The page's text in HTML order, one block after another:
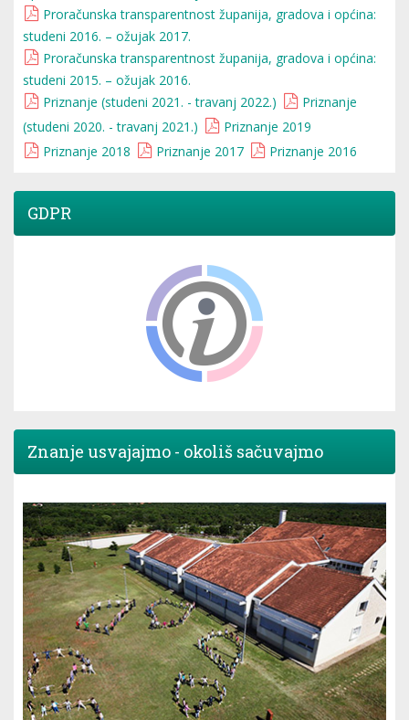
Proračunska transparentnost županija, gradova i općina:
studeni 2016. – ožujak 2017.
Proračunska transparentnost županija, gradova i općina:
studeni 2015. – ožujak 2016.
Priznanje (studeni 2021. - travanj 2022.)
Priznanje
(studeni 2020. - travanj 2021.)
Priznanje 2019
Priznanje 2018
Priznanje 2017 Priznanje 2016
GDPR
Znanje usvajajmo - okoliš sačuvajmo